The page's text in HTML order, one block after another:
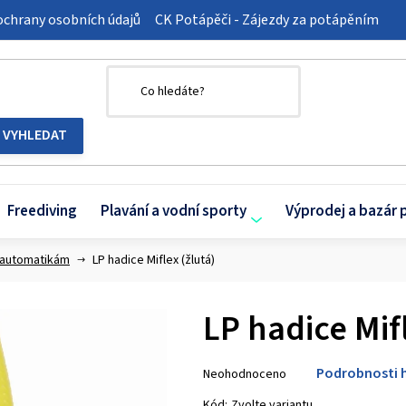
osobních údajů CK Potápěči - Zájezdy za potápěním
Freediving Plavání a vodní sporty Výprodej a bazár
LP hadice Miflex (žlutá)
LP hadice
hodnocení
Neohodnoceno Podrobnosti